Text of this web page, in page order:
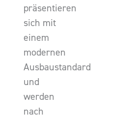
präsentieren
sich mit
einem
modernen
Ausbaustandard
und
werden
nach